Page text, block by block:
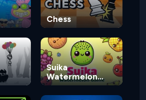
Chess
Suika
Watermelon
Game